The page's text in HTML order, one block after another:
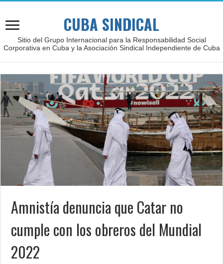
CUBA SINDICAL
Sitio del Grupo Internacional para la Responsabilidad Social
Corporativa en Cuba y la Asociación Sindical Independiente de Cuba
Amnistía denuncia que Catar no
cumple con los obreros del Mundial
2022